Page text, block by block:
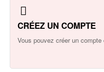
CRÉEZ UN COMPTE
Vous pouvez créer un